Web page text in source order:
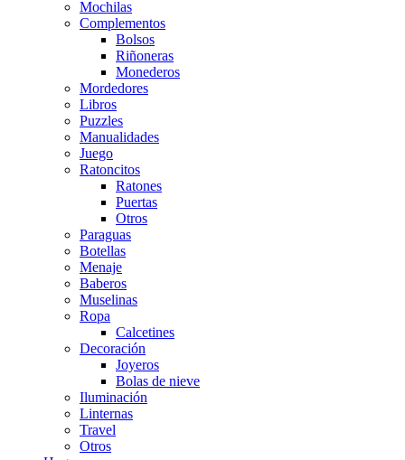
Mochilas
Complementos
Bolsos
Riñoneras
Monederos
Mordedores
Libros
Puzzles
Manualidades
Juego
Ratoncitos
Ratones
Puertas
Otros
Paraguas
Botellas
Menaje
Baberos
Muselinas
Ropa
Calcetines
Decoración
Joyeros
Bolas de nieve
Iluminación
Linternas
Travel
Otros